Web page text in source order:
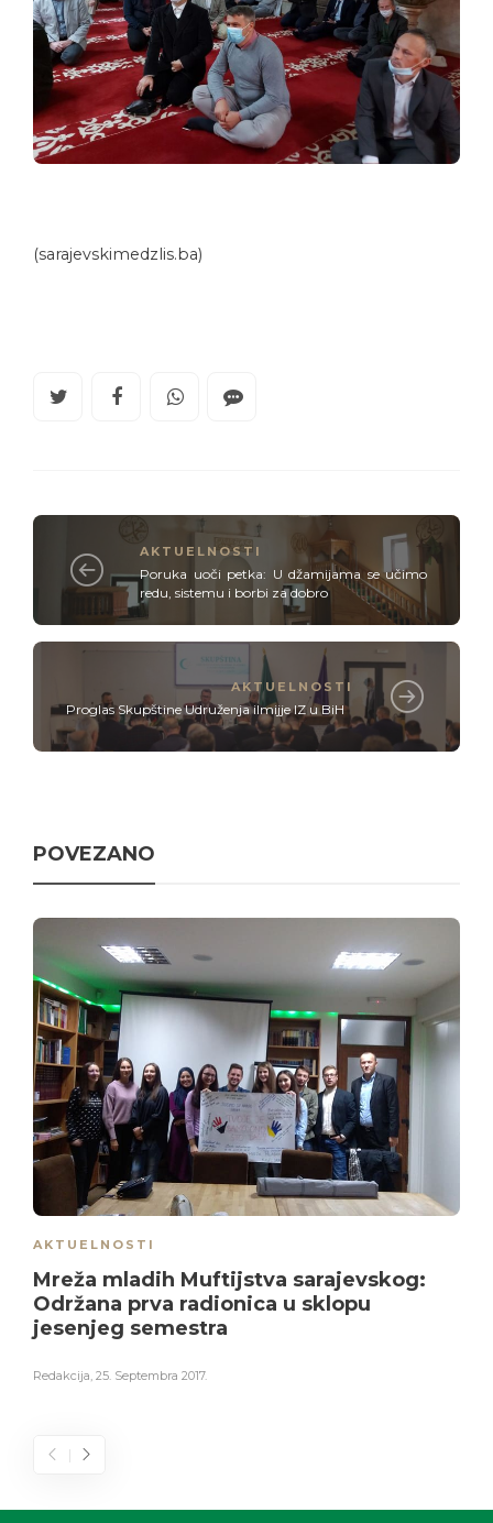
(sarajevskimedzlis.ba)
AKTUELNOSTI
Poruka uoči petka: U džamijama se učimo
redu, sistemu i borbi za dobro
AKTUELNOSTI
Proglas Skupštine Udruženja ilmijje IZ u BiH
POVEZANO
AKTUELNOSTI
Mreža mladih Muftijstva sarajevskog:
Održana prva radionica u sklopu
jesenjeg semestra
Redakcija, 25. Septembra 2017.